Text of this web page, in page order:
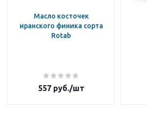
Масло косточек
иранского финика сорта
Rotab
557руб./шт